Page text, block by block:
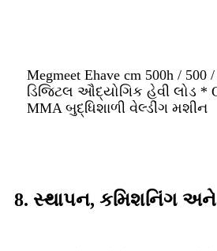
Megmeet Ehave cm 500h / 500
ડિજિટલ ઔદ્યોગિક હેવી લોડ *
MMA બુદ્ધિશાળી વેલ્ડીંગ મશીન
8. સ્થાપન, કમિશનિંગ અને